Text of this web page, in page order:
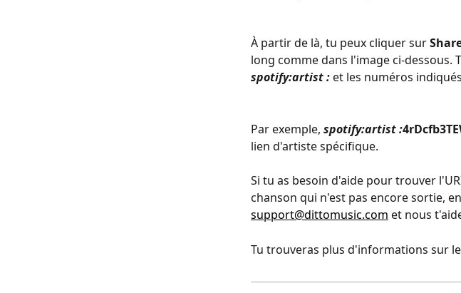
À partir de là, tu peux cliquer sur
long comme dans l'image ci-dessous.
spotify:artist : et les numéros
Par exemple, spotify:artist :
lien d'artiste spécifique.
Si tu as besoin d'aide pour trouver
chanson qui n'est pas encore sortie,
support@dittomusic.com et nous
Tu trouveras plus d'informations sur